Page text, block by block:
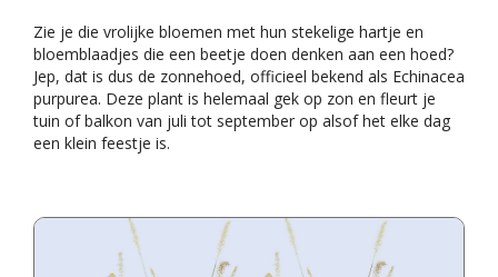
Zie je die vrolijke bloemen met hun stekelige hartje en
bloemblaadjes die een beetje doen denken aan een hoed?
Jep, dat is dus de zonnehoed, officieel bekend als Echinacea
purpurea. Deze plant is helemaal gek op zon en fleurt je
tuin of balkon van juli tot september op alsof het elke dag
een klein feestje is.